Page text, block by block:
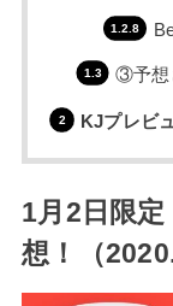
③予想
KJプレビ
1月2日限
想！（